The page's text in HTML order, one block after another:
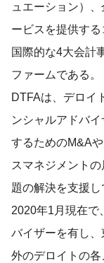
ュエーション）
ービスを提供する
国際的な4大会計
ファームである。
DTFAは、デロイ
ンシャルアドバ
するためのM&A
スマネジメント
題の解決を支援し
2020年1月現在で
バイザーを有し
外のデロイトの